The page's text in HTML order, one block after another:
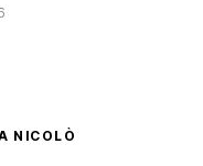
NICOLÒ